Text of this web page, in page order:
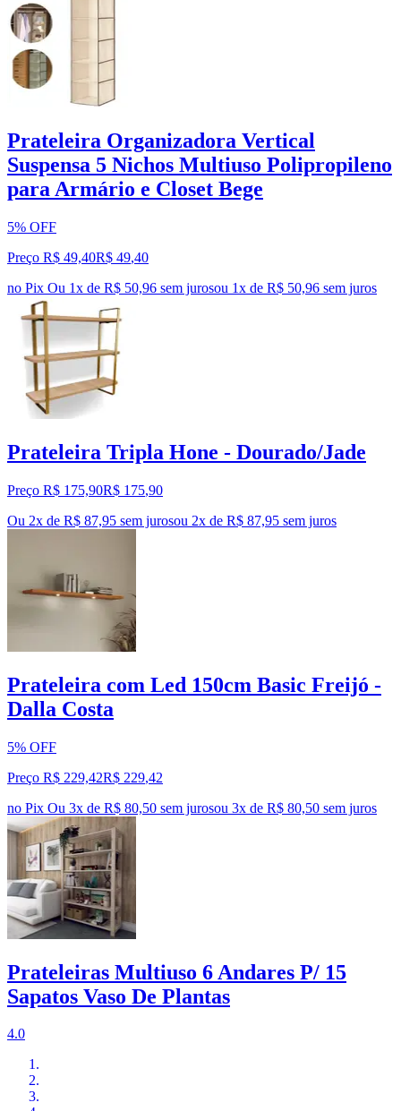
Prateleira Organizadora Vertical
Suspensa 5 Nichos Multiuso Polipropileno
para Armário e Closet Bege
5% OFF
Preço R$ 49,40R$ 49,40
no Pix Ou 1x de R$ 50,96 sem jurosou 1x de R$ 50,96 sem juros
Prateleira Tripla Hone - Dourado/Jade
Preço R$ 175,90R$ 175,90
Ou 2x de R$ 87,95 sem jurosou 2x de R$ 87,95 sem juros
Prateleira com Led 150cm Basic Freijó -
Dalla Costa
5% OFF
Preço R$ 229,42R$ 229,42
no Pix Ou 3x de R$ 80,50 sem jurosou 3x de R$ 80,50 sem juros
Prateleiras Multiuso 6 Andares P/ 15
Sapatos Vaso De Plantas
4.0